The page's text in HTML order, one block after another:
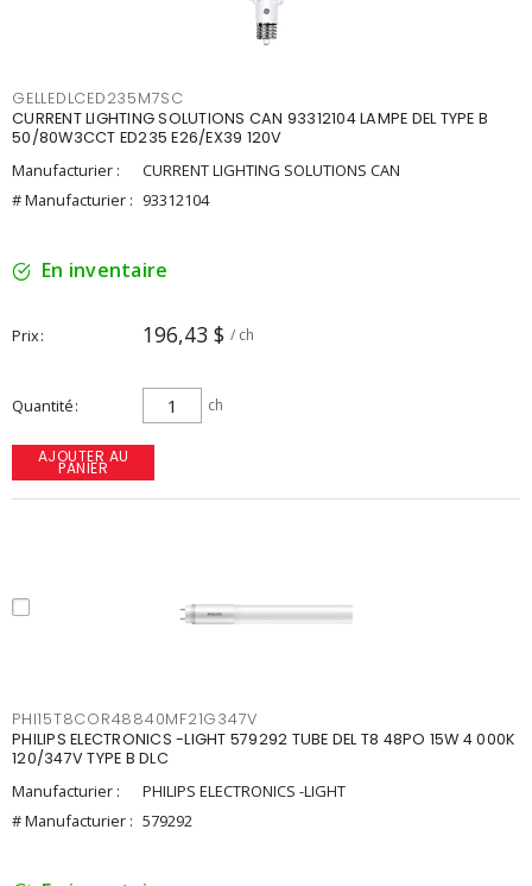
GELLEDLCED235M7SC
CURRENT LIGHTING SOLUTIONS CAN 93312104 LAMPE DEL TYPE B
50/80W3CCT ED235 E26/EX39 120V
Manufacturier :
CURRENT LIGHTING SOLUTIONS CAN
# Manufacturier : 93312104
En inventaire
Prix 196,43 $ / ch
Quantité ch
AJOUTER AU
PANIER
PHI15T8COR48840MF21G347V
PHILIPS ELECTRONICS -LIGHT 579292 TUBE DEL T8 48PO 15W 4 000K
120/347V TYPE B DLC
Manufacturier :
PHILIPS ELECTRONICS -LIGHT
# Manufacturier : 579292